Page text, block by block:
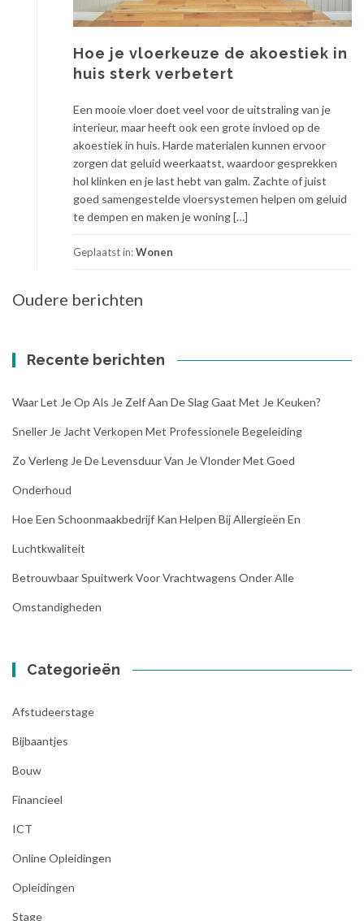
Hoe je vloerkeuze de akoestiek in
huis sterk verbetert
Een mooie vloer doet veel voor de uitstraling van je
interieur, maar heeft ook een grote invloed op de
akoestiek in huis. Harde materialen kunnen ervoor
zorgen dat geluid weerkaatst, waardoor gesprekken
hol klinken en je last hebt van galm. Zachte of juist
goed samengestelde vloersystemen helpen om geluid
te dempen en maken je woning […]
Geplaatst in:Wonen
Oudere berichten
Recente berichten
Waar Let Je Op Als Je Zelf Aan De Slag Gaat Met Je Keuken?
Sneller Je Jacht Verkopen Met Professionele Begeleiding
Zo Verleng Je De Levensduur Van Je Vlonder Met Goed
Onderhoud
Hoe Een Schoonmaakbedrijf Kan Helpen Bij Allergieën En
Luchtkwaliteit
Betrouwbaar Spuitwerk Voor Vrachtwagens Onder Alle
Omstandigheden
Categorieën
Afstudeerstage
Bijbaantjes
Bouw
Financieel
ICT
Online Opleidingen
Opleidingen
Stage